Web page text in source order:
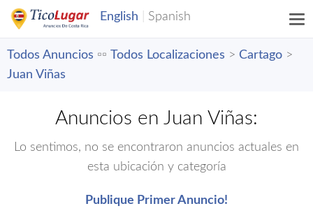
Todos Anuncios ▫️▫️ Todos Localizaciones > Cartago >
Juan Viñas
Anuncios en Juan Viñas:
Lo sentimos, no se encontraron anuncios actuales en
esta ubicación y categoría
Publique Primer Anuncio!